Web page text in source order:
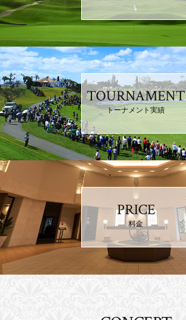
TOURNAMENT
トーナメント実績
PRICE
料金